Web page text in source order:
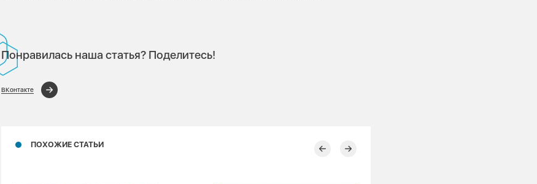
Понравилась наша статья? Поделитесь!
ВКонтакте
ПОХОЖИЕ СТАТЬИ